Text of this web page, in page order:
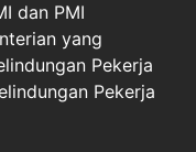
dan PMI
yang
Pekerja
Pekerja